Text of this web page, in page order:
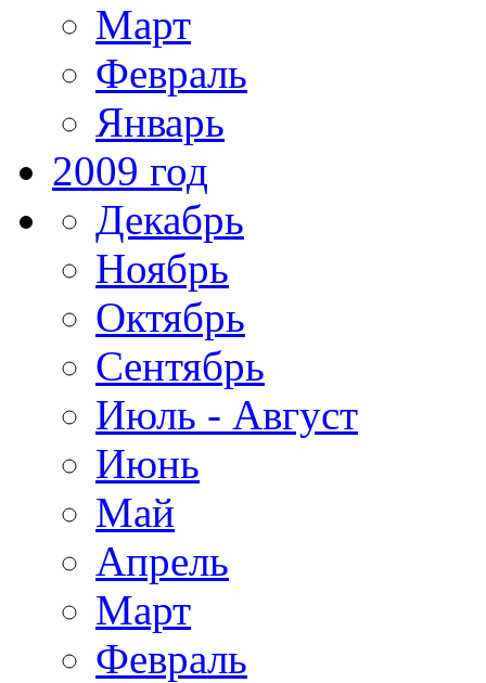
Март
Февраль
Январь
2009 год
Декабрь
Ноябрь
Октябрь
Сентябрь
Июль - Август
Июнь
Май
Апрель
Март
Февраль